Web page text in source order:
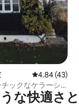
均評価 レビュー43件
4.84 (43)
ックなケラーシ
然に囲まれた場所
な快⁠適⁠さ⁠